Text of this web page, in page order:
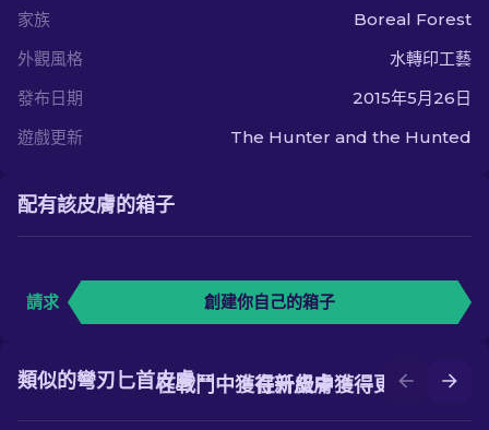
家族
Boreal Forest
外觀風格
水轉印工藝
發布日期
2015年5月26日
遊戲更新
The Hunter and the Hunted
配有該皮膚的箱子
請求 創建你自己的箱子
在升級中獲得更好的皮膚
在戰鬥中獲得新皮膚
類似的彎刃匕首皮膚